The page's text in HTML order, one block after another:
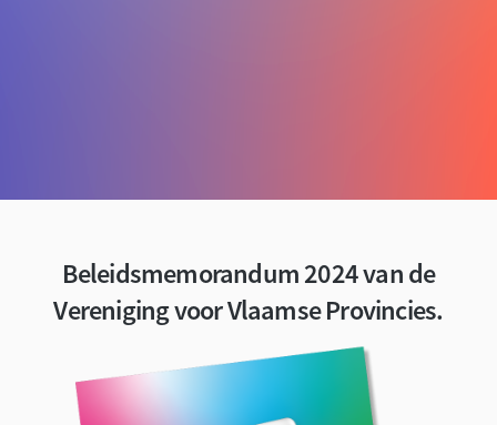
Beleidsmemorandum 2024 van de
Vereniging voor Vlaamse Provincies.